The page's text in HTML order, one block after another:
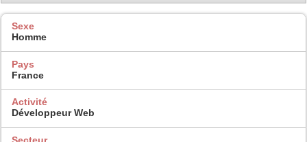
Sexe
Homme
Pays
France
Activité
Développeur Web